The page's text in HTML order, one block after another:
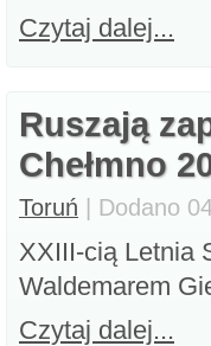
Czytaj dalej...
Ruszają
Chełmno
Toruń | Dodano
XXIII-cią Letnia
Waldemarem
Czytaj dalej...